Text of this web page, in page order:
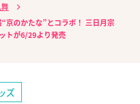
京のかたな”とコラボ！ 三日月宗
トが6/29より発売
ズ